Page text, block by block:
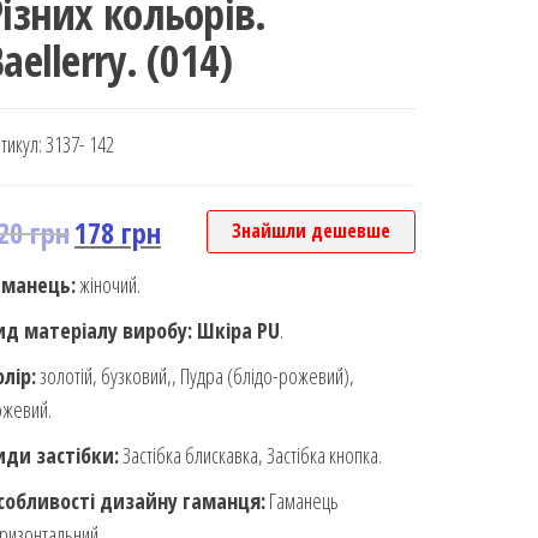
кольорів.
(014)
3137- 142
грн178 грн Знайшли дешевше
жіночий.
матеріалу виробу: Шкіра PU.
золотій, бузковий,, Пудра (блідо-рожевий),
застібки:Застібка блискавка, Застібка кнопка.
дизайну гаманця:Гаманець